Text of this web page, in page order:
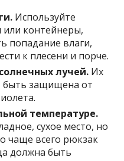
Используйте
контейнеры,
попадание влаги,
к плесени и порче.
лучей. Их
быть защищена от
температуре.
сухое место, но
чаще всего рюкзак
должна быть